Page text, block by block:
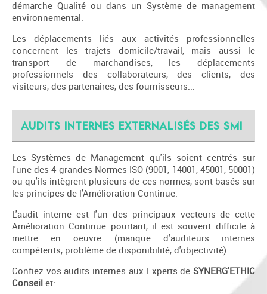
démarche Qualité ou dans un Système de management
environnemental.
Les déplacements liés aux activités professionnelles
concernent les trajets domicile/travail, mais aussi le
transport de marchandises, les déplacements
professionnels des collaborateurs, des clients, des
visiteurs, des partenaires, des fournisseurs...
Audits internes externalisés des SMI
Les Systèmes de Management qu'ils soient centrés sur
l'une des 4 grandes Normes ISO (9001, 14001, 45001, 50001)
ou qu'ils intègrent plusieurs de ces normes, sont basés sur
les principes de l'Amélioration Continue.
L'audit interne est l'un des principaux vecteurs de cette
Amélioration Continue pourtant, il est souvent difficile à
mettre en oeuvre (manque d'auditeurs internes
compétents, problème de disponibilité, d'objectivité).
Confiez vos audits internes aux Experts de SYNERG'ETHIC
Conseil et: